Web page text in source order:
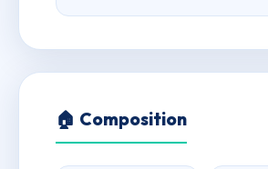
🏠 Composition